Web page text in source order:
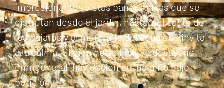
impresionantes vistas panorámicas que se
disfrutan desde el jardín, hastarnel canto de
los pájaros y el murmullo del agua que invita
a la calma. Si bien no se incluye desayuno
enrngeneral, hay opción de incluirlo bajo
petición.